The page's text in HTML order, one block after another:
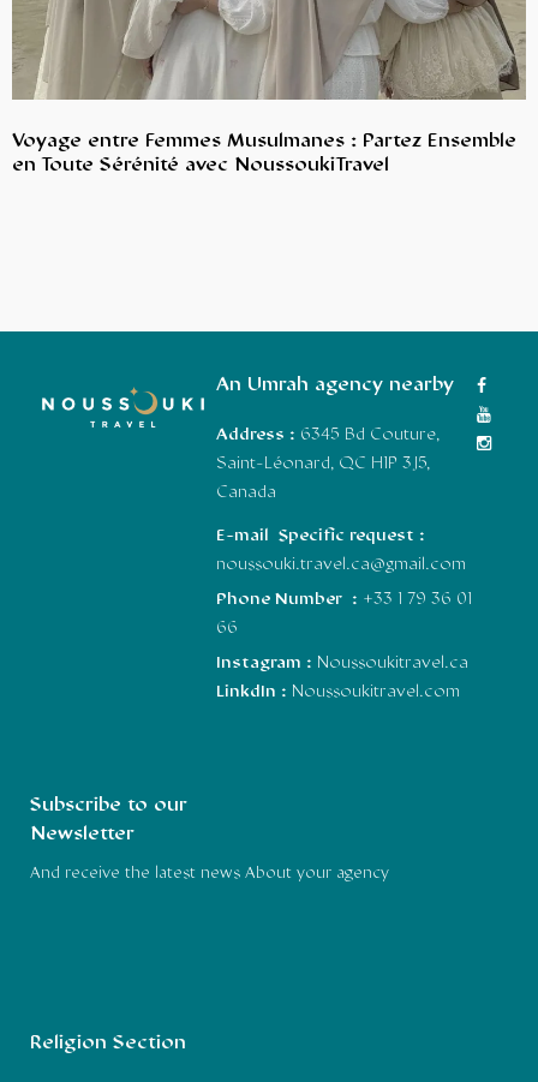
Voyage entre Femmes Musulmanes : Partez Ensemble
en Toute Sérénité avec NoussoukiTravel
An Umrah agency nearby
Address : 6345 Bd Couture,
Saint-Léonard, QC H1P 3J5,
Canada
E-mail Specific request :
noussouki.travel.ca@gmail.com
Phone Number : +33 1 79 36 01
66
Instagram : Noussoukitravel.ca
LinkdIn : Noussoukitravel.com
Subscribe to our
Newsletter
And receive the latest news About your agency
Religion Section